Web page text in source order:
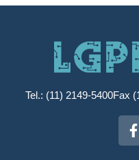
Tel.: (11) 2149-5400Fax